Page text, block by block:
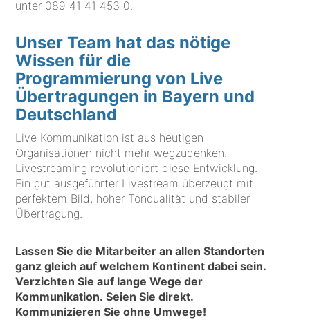
unter 089 41 41 453 0
Unser Team hat das nötige
Wissen für die
Programmierung von Live
Übertragungen in Bayern und
Deutschland
Live Kommunikation ist aus heutigen
Organisationen nicht mehr wegzudenken.
Livestreaming revolutioniert diese Entwicklung.
Ein gut ausgeführter Livestream überzeugt mit
perfektem Bild, hoher Tonqualität und stabiler
Übertragung.
Lassen Sie die Mitarbeiter an allen Standorten
ganz gleich auf welchem Kontinent dabei sein.
Verzichten Sie auf lange Wege der
Kommunikation. Seien Sie direkt.
Kommunizieren Sie ohne Umwege!